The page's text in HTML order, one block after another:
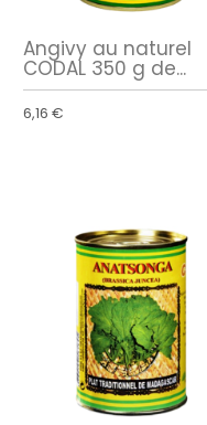
Angivy au naturel
CODAL 350 g de...
6,16 €